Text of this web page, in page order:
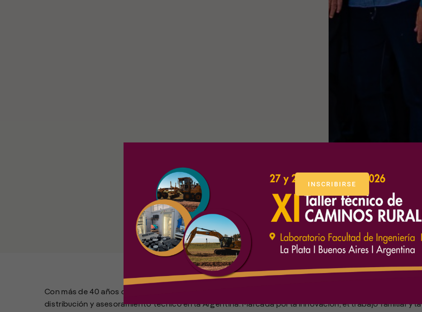
Con más de 40 años de trayectoria, se consolidó como una de las empresas referentes en importación,
distribución y asesoramiento técnico en la Argentina. Marcada por la innovación, el trabajo familiar y la
INSCRIBIRSE